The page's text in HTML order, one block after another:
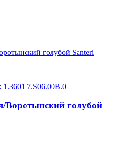
1.3601.7.S06.00B.0
Воротынский голубой